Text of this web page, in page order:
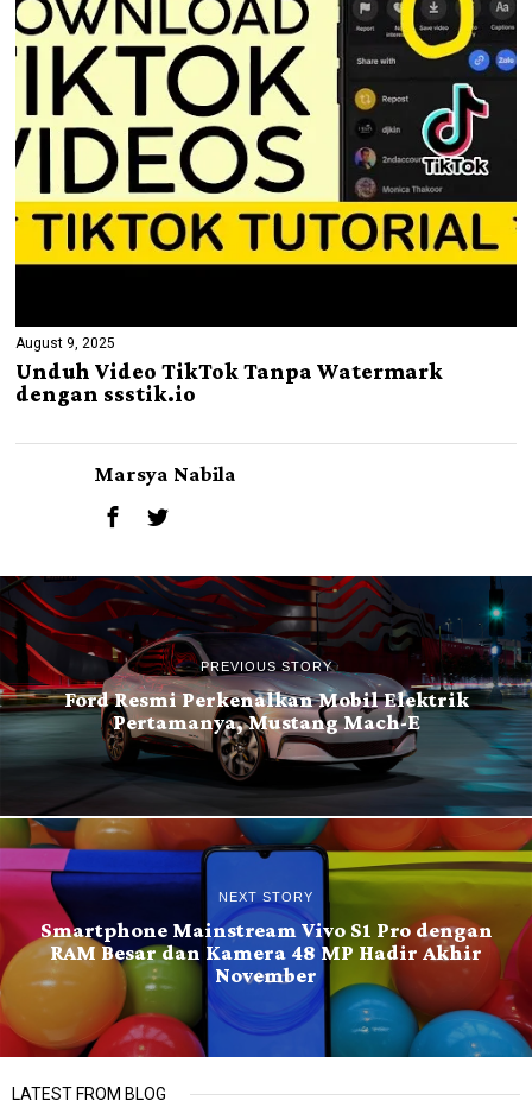
August 9, 2025
Unduh Video TikTok Tanpa Watermark
dengan ssstik.io
Marsya Nabila
PREVIOUS STORY
Ford Resmi Perkenalkan Mobil Elektrik
Pertamanya, Mustang Mach-E
NEXT STORY
Smartphone Mainstream Vivo S1 Pro dengan
RAM Besar dan Kamera 48 MP Hadir Akhir
November
LATEST FROM BLOG